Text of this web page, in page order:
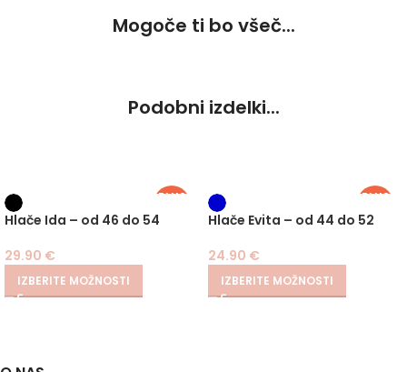
Mogoče ti bo všeč...
Podobni izdelki...
PLUS
Hlače Ida – od 46 do 54
29.90 €
IZBERITE MOŽNOSTI
PLUS
Hlače Evita – od 44 do 52
24.90 €
IZBERITE MOŽNOSTI